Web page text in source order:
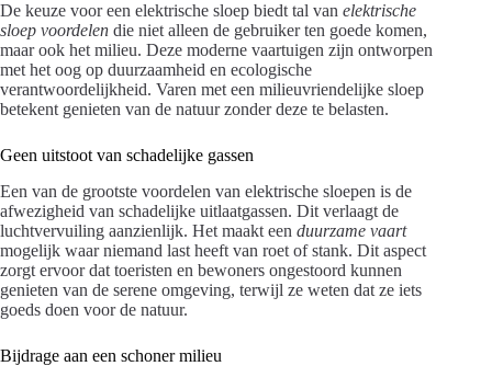
De keuze voor een elektrische sloep biedt tal van elektrische
sloep voordelen die niet alleen de gebruiker ten goede komen,
maar ook het milieu. Deze moderne vaartuigen zijn ontworpen
met het oog op duurzaamheid en ecologische
verantwoordelijkheid. Varen met een milieuvriendelijke sloep
betekent genieten van de natuur zonder deze te belasten.
Geen uitstoot van schadelijke gassen
Een van de grootste voordelen van elektrische sloepen is de
afwezigheid van schadelijke uitlaatgassen. Dit verlaagt de
luchtvervuiling aanzienlijk. Het maakt een duurzame vaart
mogelijk waar niemand last heeft van roet of stank. Dit aspect
zorgt ervoor dat toeristen en bewoners ongestoord kunnen
genieten van de serene omgeving, terwijl ze weten dat ze iets
goeds doen voor de natuur.
Bijdrage aan een schoner milieu